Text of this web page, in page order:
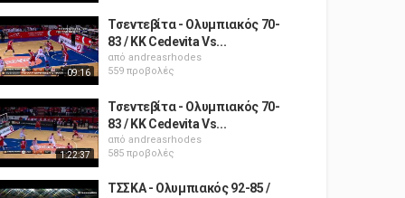
09:16
Τσεντεβίτα - Ολυμπιακός 70-
83 / KK Cedevita Vs...
από andreasrhodes
559 προβολές
1:22:37
Τσεντεβίτα - Ολυμπιακός 70-
83 / KK Cedevita Vs...
από andreasrhodes
585 προβολές
ΤΣΣΚΑ - Ολυμπιακός 92-85 /